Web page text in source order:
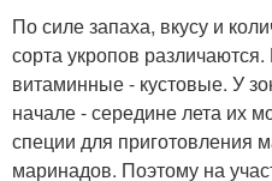
По силе запаха, вкусу и
сорта укропов
витаминные - кустовые. У
начале - середине лета их
специи для приготовления
маринадов. Поэтому на